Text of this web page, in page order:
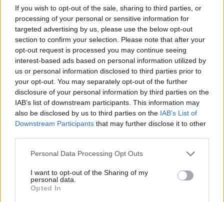
If you wish to opt-out of the sale, sharing to third parties, or
processing of your personal or sensitive information for
targeted advertising by us, please use the below opt-out
section to confirm your selection. Please note that after your
opt-out request is processed you may continue seeing
interest-based ads based on personal information utilized by
us or personal information disclosed to third parties prior to
your opt-out. You may separately opt-out of the further
disclosure of your personal information by third parties on the
IAB’s list of downstream participants. This information may
also be disclosed by us to third parties on the IAB’s List of
Downstream Participants that may further disclose it to other
Personal Data Processing Opt Outs
I want to opt-out of the Sharing of my
personal data.
Opted In
2020
Van Boekel heeft blijkbaar andere spelregels dan de rest
van Nederland?#ajapec
— Chris van Dijk (@vandijkch)December 12, 2020
Ajax Feyenoord PSV
Ajax richt pijlen op Marokkaanse WK-sensatie
Azzedine Ounahi
Steven Berghuis zorgt voor ophef na harde
Dit houdt de transfer van Marc-André ter Stegen
naar Ajax nog tegen